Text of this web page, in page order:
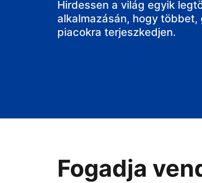
Hirdessen a világ egyik
alkalmazásán, hogy
piacokra terjeszkedjen.
Fogadja